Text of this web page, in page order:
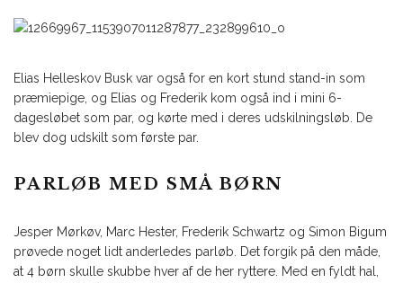
Elias Helleskov Busk var også for en kort stund stand-in som
præmiepige, og Elias og Frederik kom også ind i mini 6-
dagesløbet som par, og kørte med i deres udskilningsløb. De
blev dog udskilt som første par.
PARLØB MED SMÅ BØRN
Jesper Mørkøv, Marc Hester, Frederik Schwartz og Simon Bigum
prøvede noget lidt anderledes parløb. Det forgik på den måde,
at 4 børn skulle skubbe hver af de her ryttere. Med en fyldt hal,